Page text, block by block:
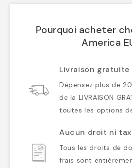
Pourquoi acheter
America
Livraison gratuite
Dépensez plus de
de la LIVRAISON
toutes les options
Aucun droit ni
Tous les droits de
frais sont